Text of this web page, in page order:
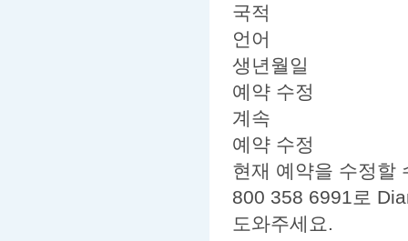
국적
언어
생년월일
예약 수정
계속
예약 수정
현재 예약을 수정할
800 358 6991로
도와주세요.